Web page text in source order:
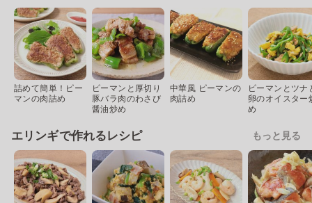
詰めて簡単！ピー
マンの肉詰め
ピーマンと厚切り
豚バラ肉のわさび
醤油炒め
中華風 ピーマンの
肉詰め
ピーマンとツナ
卵のオイスター
め
エリンギで作れるレシピ もっと見る